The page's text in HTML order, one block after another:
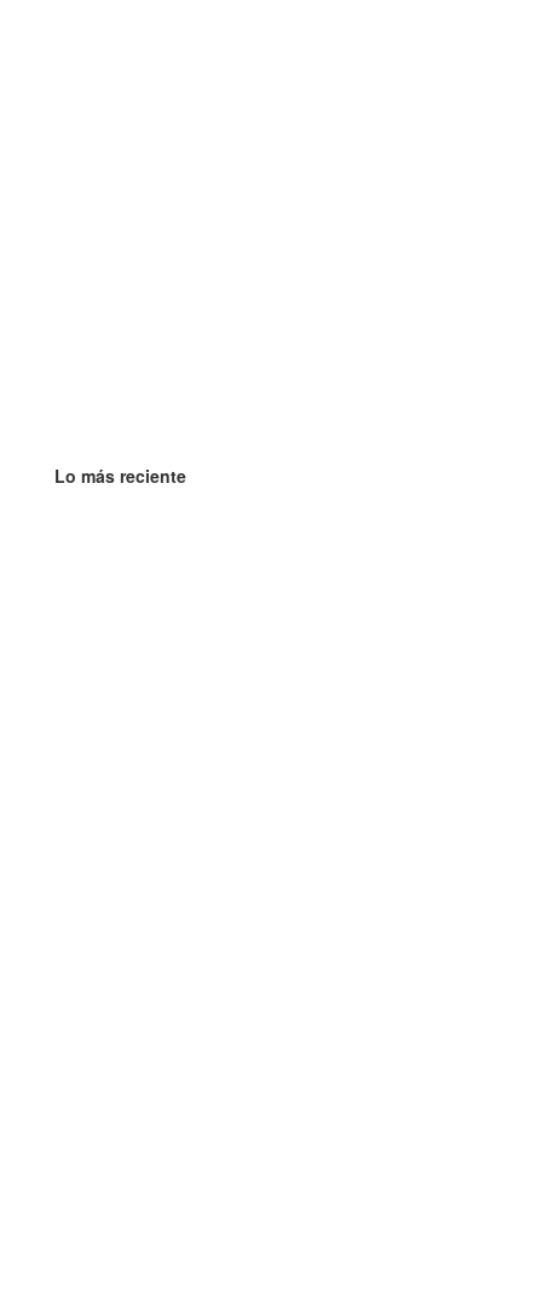
Lo más reciente